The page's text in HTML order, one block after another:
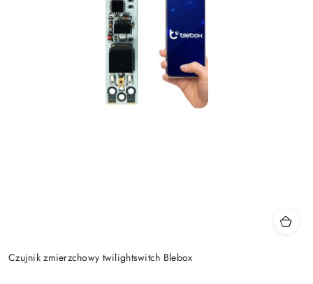
Czujnik zmierzchowy twilightswitch Blebox